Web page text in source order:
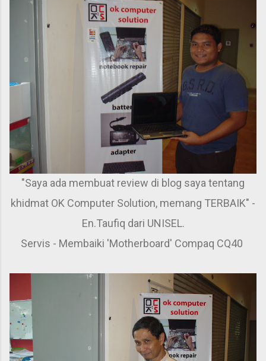
"Saya ada membuat review di blog saya tentang
khidmat OK Computer Solution, memang TERBAIK" -
En.Taufiq dari UNISEL.
Servis - Membaiki 'Motherboard' Compaq CQ40